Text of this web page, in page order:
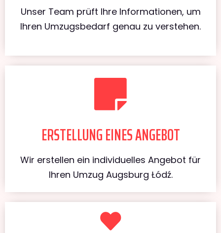
Unser Team prüft Ihre Informationen, um
Ihren Umzugsbedarf genau zu verstehen.
ERSTELLUNG EINES ANGEBOT
Wir erstellen ein individuelles Angebot für
Ihren Umzug Augsburg Łódź.